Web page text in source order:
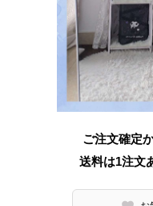
ご注文確定
送料は1注文